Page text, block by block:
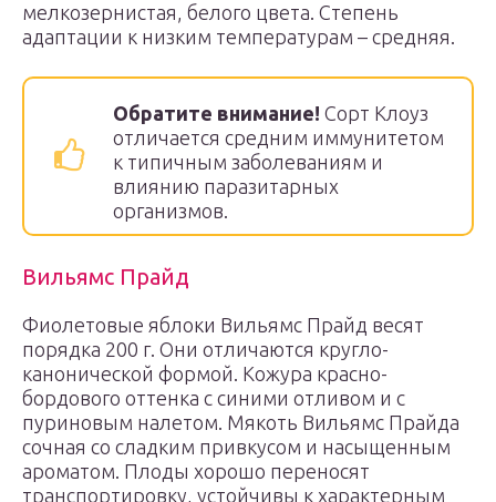
мелкозернистая, белого цвета. Степень
адаптации к низким температурам – средняя.
Обратите внимание! Сорт Клоуз
отличается средним иммунитетом
к типичным заболеваниям и
влиянию паразитарных
организмов.
Вильямс Прайд
Фиолетовые яблоки Вильямс Прайд весят
порядка 200 г. Они отличаются кругло-
канонической формой. Кожура красно-
бордового оттенка с синими отливом и с
пуриновым налетом. Мякоть Вильямс Прайда
сочная со сладким привкусом и насыщенным
ароматом. Плоды хорошо переносят
транспортировку, устойчивы к характерным